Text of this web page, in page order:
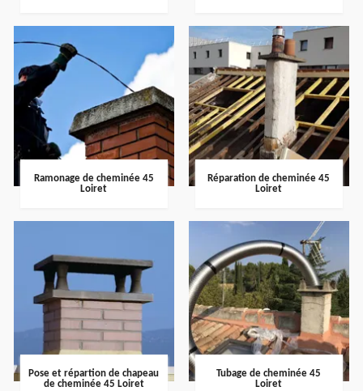
Ramonage de cheminée 45
Loiret
Réparation de cheminée 45
Loiret
Pose et répartion de chapeau
de cheminée 45 Loiret
Tubage de cheminée 45
Loiret